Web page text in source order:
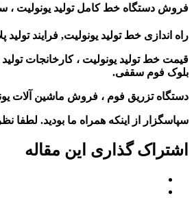
فروش دستگاه خط کامل تولید یونولیت ،
راه اندازی خط تولید یونولیت, فرایند
قیمت خط تولید یونولیت ، کارخانجات تولید
بلوک فوم سقفی.
دستگاه تزریق فوم ، فروش ماشین آلات
سپاسگزار از اینکه همراه ما بودید. لطفا
اشتراک گذاری این مقاله